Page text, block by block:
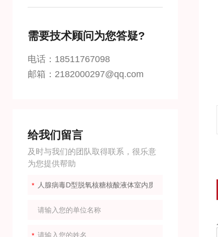
需要技术顾问为您答疑?
电话：18511767098
邮箱：2182000297@qq.com
给我们留言
及时与我们的团队取得联系，很乐意
为您提供帮助